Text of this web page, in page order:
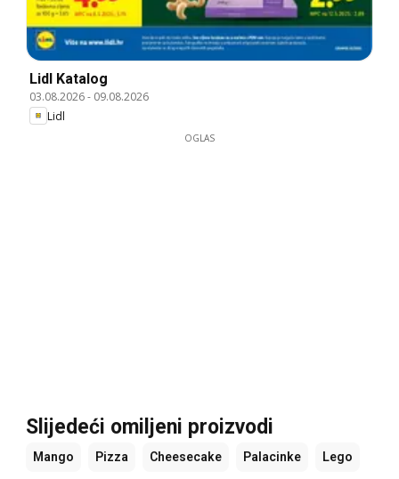
Lidl Katalog
03.08.2026- 09.08.2026
Lidl
OGLAS
Slijedeći omiljeni proizvodi
Mango Pizza Cheesecake Palacinke Lego